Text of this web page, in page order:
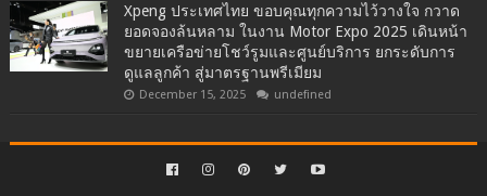
Xpeng ประเทศไทย ขอบคุณทุกความไว้วางใจ กวาด
ยอดจองล้นหลาม ในงาน Motor Expo 2025 เดินหน้า
ขยายเครือข่ายโชว์รูมและศูนย์บริการ ยกระดับการ
ดูแลลูกค้า สู่มาตรฐานพรีเมียม
December 15, 2025 undefined